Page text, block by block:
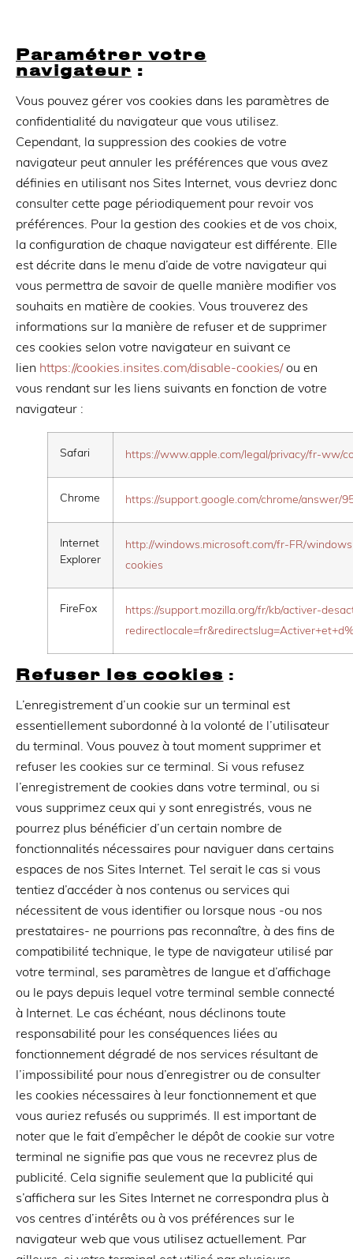
Paramétrer votre
navigateur :
Vous pouvez gérer vos cookies dans les paramètres de
confidentialité du navigateur que vous utilisez.
Cependant, la suppression des cookies de votre
navigateur peut annuler les préférences que vous avez
définies en utilisant nos Sites Internet, vous devriez donc
consulter cette page périodiquement pour revoir vos
préférences. Pour la gestion des cookies et de vos choix,
la configuration de chaque navigateur est différente. Elle
est décrite dans le menu d’aide de votre navigateur qui
vous permettra de savoir de quelle manière modifier vos
souhaits en matière de cookies. Vous trouverez des
informations sur la manière de refuser et de supprimer
ces cookies selon votre navigateur en suivant ce
lien https://cookies.insites.com/disable-cookies/ou en
vous rendant sur les liens suivants en fonction de votre
navigateur :
Safari https://www.apple.com/legal/privacy/fr-ww/
Chrome https://support.google.com/chrome/answer/
Internet
Explorer
http://windows.microsoft.com/fr-FR/
cookies
FireFox
https://support.mozilla.org/fr/kb/activer-
Refuser les cookies :
L’enregistrement d’un cookie sur un terminal est
essentiellement subordonné à la volonté de l’utilisateur
du terminal. Vous pouvez à tout moment supprimer et
refuser les cookies sur ce terminal. Si vous refusez
l’enregistrement de cookies dans votre terminal, ou si
vous supprimez ceux qui y sont enregistrés, vous ne
pourrez plus bénéficier d’un certain nombre de
fonctionnalités nécessaires pour naviguer dans certains
espaces de nos Sites Internet. Tel serait le cas si vous
tentiez d’accéder à nos contenus ou services qui
nécessitent de vous identifier ou lorsque nous -ou nos
prestataires- ne pourrions pas reconnaître, à des fins de
compatibilité technique, le type de navigateur utilisé par
votre terminal, ses paramètres de langue et d’affichage
ou le pays depuis lequel votre terminal semble connecté
à Internet. Le cas échéant, nous déclinons toute
responsabilité pour les conséquences liées au
fonctionnement dégradé de nos services résultant de
l’impossibilité pour nous d’enregistrer ou de consulter
les cookies nécessaires à leur fonctionnement et que
vous auriez refusés ou supprimés. Il est important de
noter que le fait d’empêcher le dépôt de cookie sur votre
terminal ne signifie pas que vous ne recevrez plus de
publicité. Cela signifie seulement que la publicité qui
s’affichera sur les Sites Internet ne correspondra plus à
vos centres d’intérêts ou à vos préférences sur le
navigateur web que vous utilisez actuellement. Par